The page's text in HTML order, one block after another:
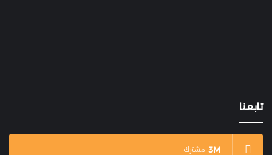
تابعنا
3M مشترك